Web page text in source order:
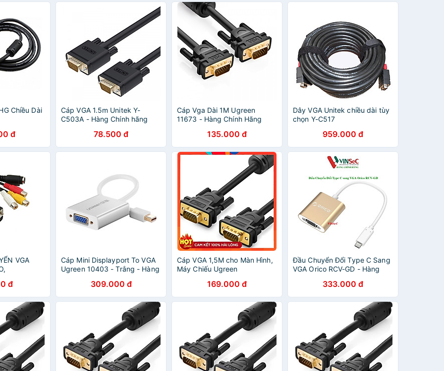
Chiều Dài
đ
Cáp VGA 1.5m Unitek Y-
C503A - Hàng Chính hãng
78.500 đ
Cáp Vga Dài 1M Ugreen
11673 - Hàng Chính Hãng
135.000 đ
Dây VGA Unitek chiều dài tùy
chọn Y-C517
959.000 đ
VGA
đ
Cáp Mini Displayport To VGA
Ugreen 10403 - Trắng - Hàng
309.000 đ
Cáp VGA 1,5M cho Màn Hình,
Máy Chiếu Ugreen
169.000 đ
Đầu Chuyển Đổi Type C Sang
VGA Orico RCV-GD - Hàng
333.000 đ